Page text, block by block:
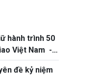
trình 50
Việt Nam -
đề kỷ niệm